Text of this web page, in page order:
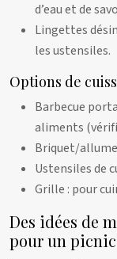
d’eau et de
Lingettes
les ustensiles.
Options de
Barbecue
aliments
Briquet/
Ustensiles de
Grille : pour
Des idées de
pour un